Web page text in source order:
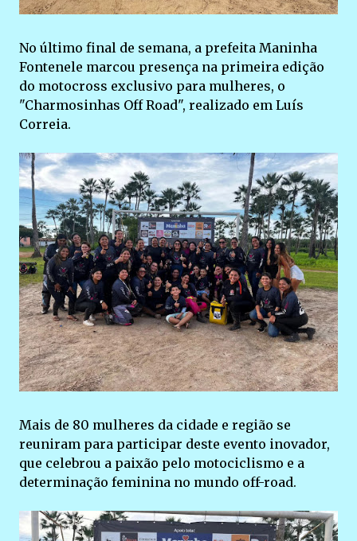
No último final de semana, a prefeita Maninha
Fontenele marcou presença na primeira edição
do motocross exclusivo para mulheres, o
"Charmosinhas Off Road", realizado em Luís
Correia.
Mais de 80 mulheres da cidade e região se
reuniram para participar deste evento inovador,
que celebrou a paixão pelo motociclismo e a
determinação feminina no mundo off-road.